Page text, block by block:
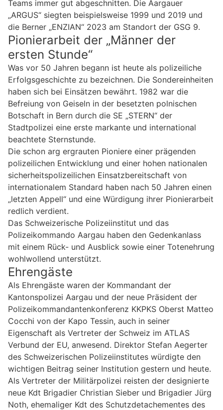
Teams immer gut abgeschnitten. Die Aargauer
„ARGUS“ siegten beispielsweise 1999 und 2019 und
die Berner „ENZIAN“ 2023 am Standort der GSG 9.
Pionierarbeit der „Männer der
ersten Stunde“
Was vor 50 Jahren begann ist heute als polizeiliche
Erfolgsgeschichte zu bezeichnen. Die Sondereinheiten
haben sich bei Einsätzen bewährt. 1982 war die
Befreiung von Geiseln in der besetzten polnischen
Botschaft in Bern durch die SE „STERN“ der
Stadtpolizei eine erste markante und international
beachtete Sternstunde.
Die schon arg ergrauten Pioniere einer prägenden
polizeilichen Entwicklung und einer hohen nationalen
sicherheitspolizeilichen Einsatzbereitschaft von
internationalem Standard haben nach 50 Jahren einen
„letzten Appell“ und eine Würdigung ihrer Pionierarbeit
redlich verdient.
Das Schweizerische Polizeiinstitut und das
Polizeikommando Aargau haben den Gedenkanlass
mit einem Rück- und Ausblick sowie einer Totenehrung
wohlwollend unterstützt.
Ehrengäste
Als Ehrengäste waren der Kommandant der
Kantonspolizei Aargau und der neue Präsident der
Polizeikommandantenkonferenz KKPKS Oberst Matteo
Cocchi von der Kapo Tessin, auch in seiner
Eigenschaft als Vertreter der Schweiz im ATLAS
Verbund der EU, anwesend. Direktor Stefan Aegerter
des Schweizerischen Polizeiinstitutes würdigte den
wichtigen Beitrag seiner Institution gestern und heute.
Als Vertreter der Militärpolizei reisten der designierte
neue Kdt Brigadier Christian Sieber und Brigadier Jürg
Noth, ehemaliger Kdt des Schutzdetachementes des